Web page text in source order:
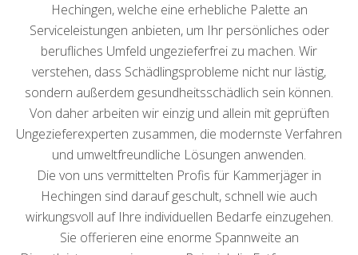
Hechingen, welche eine erhebliche Palette an
Serviceleistungen anbieten, um Ihr persönliches oder
berufliches Umfeld ungezieferfrei zu machen. Wir
verstehen, dass Schädlingsprobleme nicht nur lästig,
sondern außerdem gesundheitsschädlich sein können.
Von daher arbeiten wir einzig und allein mit geprüften
Ungezieferexperten zusammen, die modernste Verfahren
und umweltfreundliche Lösungen anwenden.
Die von uns vermittelten Profis für Kammerjäger in
Hechingen sind darauf geschult, schnell wie auch
wirkungsvoll auf Ihre individuellen Bedarfe einzugehen.
Sie offerieren eine enorme Spannweite an